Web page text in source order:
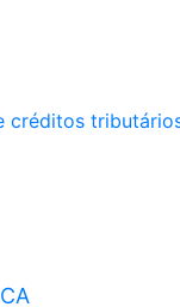
créditos